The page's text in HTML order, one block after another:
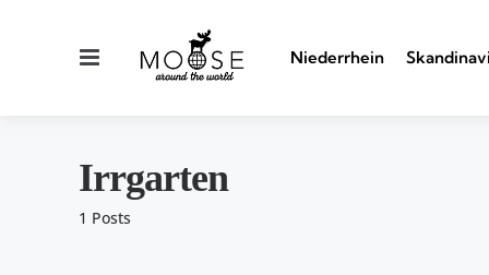
Menu Niederrhein
1 Posts
Irrgarten